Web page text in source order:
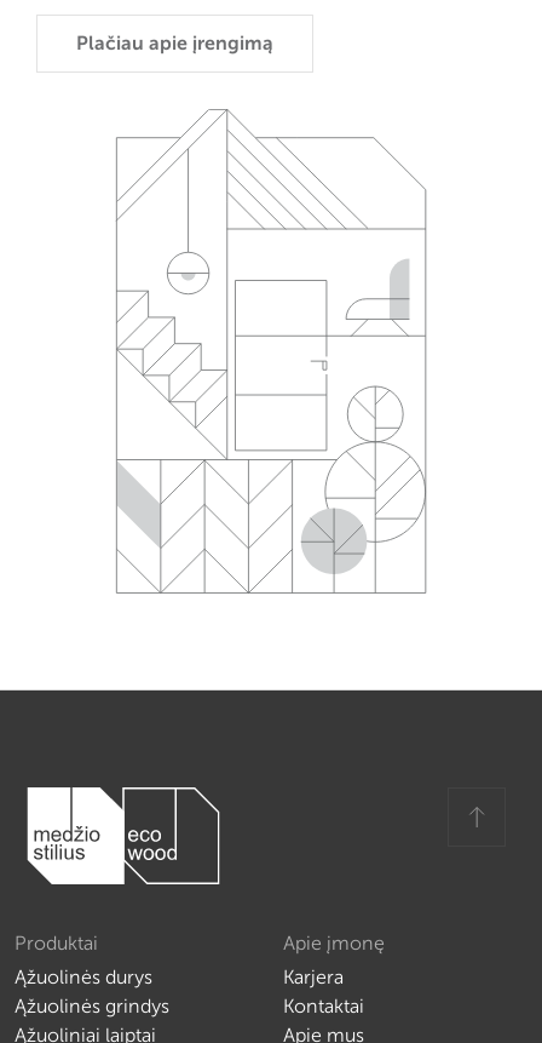
Plačiau apie įrengimą
Produktai
Ąžuolinės durys
Ąžuolinės grindys
Ąžuoliniai laiptai
Apie įmonę
Karjera
Kontaktai
Apie mus